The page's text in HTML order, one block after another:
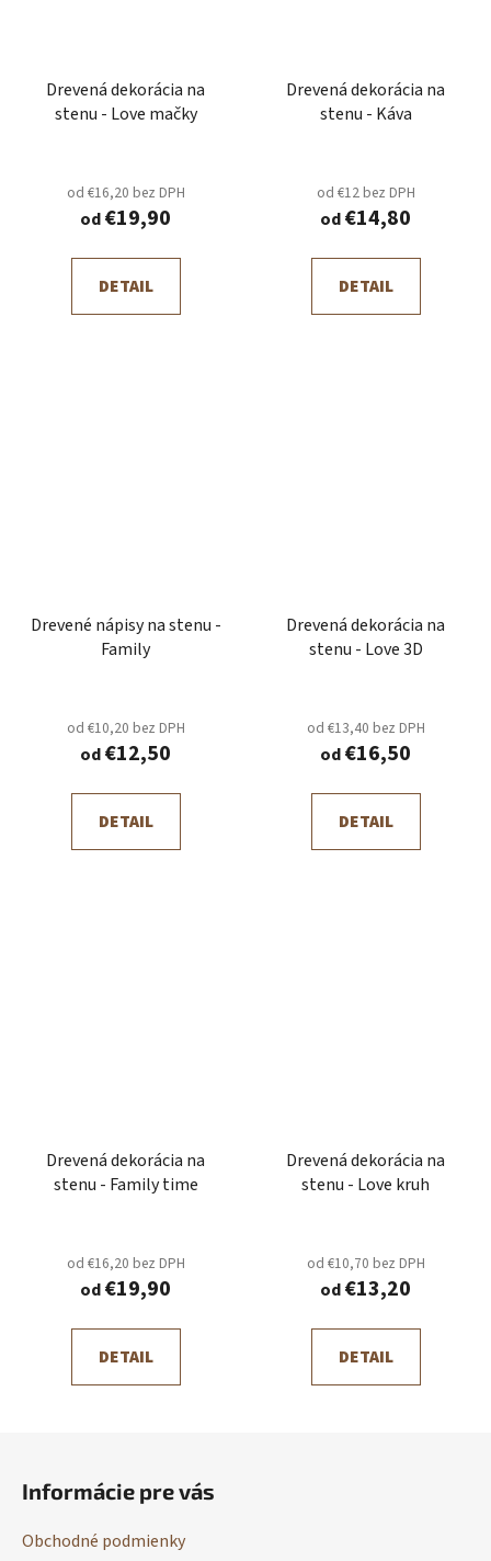
Drevená dekorácia na
stenu - Love mačky
od €16,20 bez DPH
od€19,90
DETAIL
Drevená dekorácia na
stenu - Káva
od €12 bez DPH
od€14,80
DETAIL
Drevené nápisy na stenu -
Family
od €10,20 bez DPH
od€12,50
DETAIL
Drevená dekorácia na
stenu - Love 3D
od €13,40 bez DPH
od€16,50
DETAIL
Drevená dekorácia na
stenu - Family time
od €16,20 bez DPH
od€19,90
DETAIL
Drevená dekorácia na
stenu - Love kruh
od €10,70 bez DPH
od€13,20
DETAIL
Informácie pre vás
Obchodné podmienky